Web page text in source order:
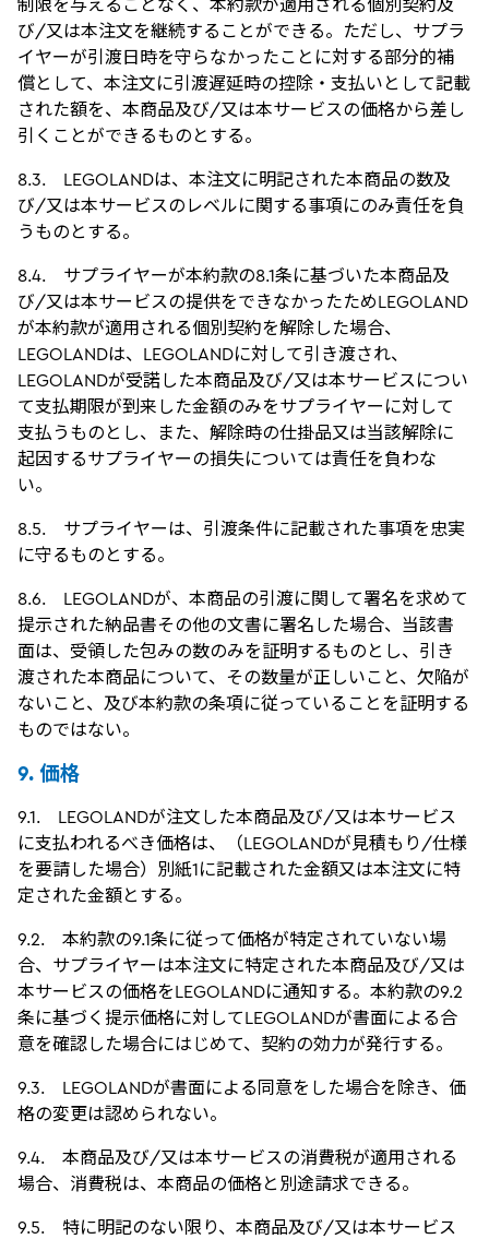
制限を与えることなく、本約款が適用される個別契約及
び/又は本注文を継続することができる。ただし、サプラ
イヤーが引渡日時を守らなかったことに対する部分的補
償として、本注文に引渡遅延時の控除・支払いとして記載
された額を、本商品及び/又は本サービスの価格から差し
引くことができるものとする。
8.3. LEGOLANDは、本注文に明記された本商品の数及
び/又は本サービスのレベルに関する事項にのみ責任を負
うものとする。
8.4. サプライヤーが本約款の8.1条に基づいた本商品及
び/又は本サービスの提供をできなかったためLEGOLAND
が本約款が適用される個別契約を解除した場合、
LEGOLANDは、LEGOLANDに対して引き渡され、
LEGOLANDが受諾した本商品及び/又は本サービスについ
て支払期限が到来した金額のみをサプライヤーに対して
支払うものとし、また、解除時の仕掛品又は当該解除に
起因するサプライヤーの損失については責任を負わな
い。
8.5. サプライヤーは、引渡条件に記載された事項を忠実
に守るものとする。
8.6. LEGOLANDが、本商品の引渡に関して署名を求めて
提示された納品書その他の文書に署名した場合、当該書
面は、受領した包みの数のみを証明するものとし、引き
渡された本商品について、その数量が正しいこと、欠陥が
ないこと、及び本約款の条項に従っていることを証明する
ものではない。
9. 価格
9.1. LEGOLANDが注文した本商品及び/又は本サービス
に支払われるべき価格は、（LEGOLANDが見積もり/仕様
を要請した場合）別紙1に記載された金額又は本注文に特
定された金額とする。
9.2. 本約款の9.1条に従って価格が特定されていない場
合、サプライヤーは本注文に特定された本商品及び/又は
本サービスの価格をLEGOLANDに通知する。本約款の9.2
条に基づく提示価格に対してLEGOLANDが書面による合
意を確認した場合にはじめて、契約の効力が発行する。
9.3. LEGOLANDが書面による同意をした場合を除き、価
格の変更は認められない。
9.4. 本商品及び/又は本サービスの消費税が適用される
場合、消費税は、本商品の価格と別途請求できる。
9.5. 特に明記のない限り、本商品及び/又は本サービス